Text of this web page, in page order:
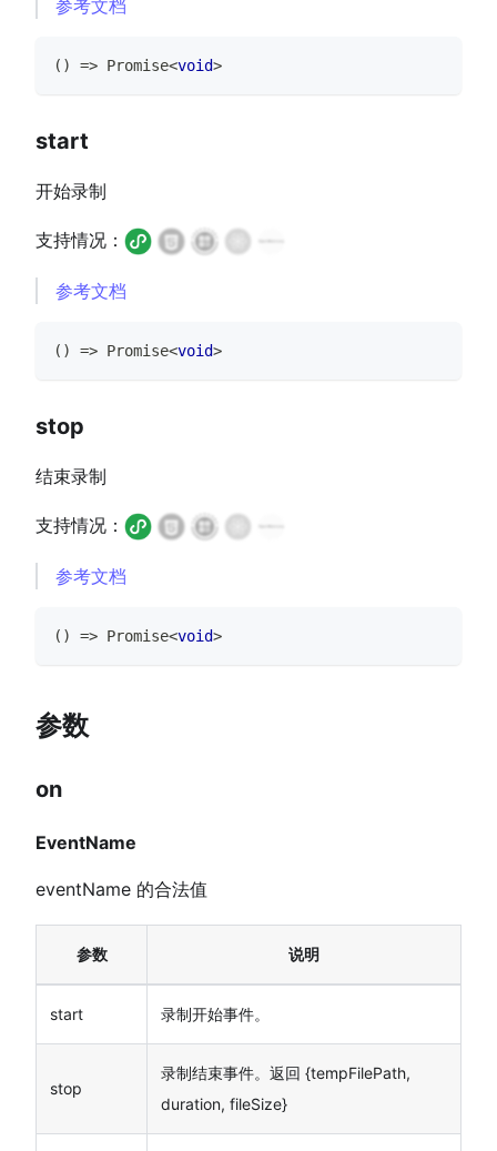
参考文档
( ) => Promise<void>
start
开始录制
支持情况：
参考文档
( ) => Promise<void>
stop
结束录制
支持情况：
参考文档
( ) => Promise<void>
参数
on
EventName
eventName 的合法值
参数 说明
start 录制开始事件。
stop
录制结束事件。返回 {tempFilePath,
duration, fileSize}